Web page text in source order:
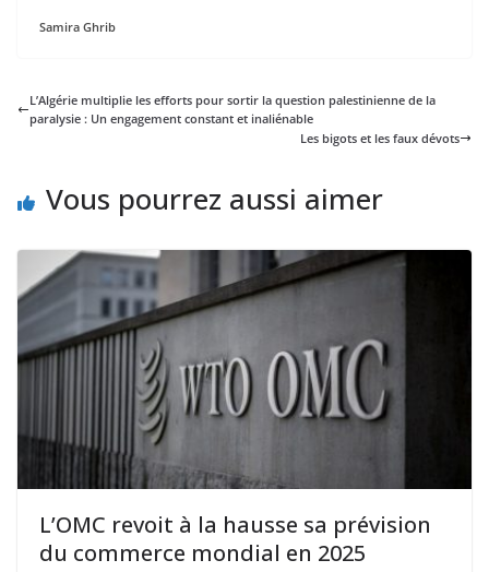
Samira Ghrib
L’Algérie multiplie les efforts pour sortir la question palestinienne de la
paralysie : Un engagement constant et inaliénable
Les bigots et les faux dévots
Vous pourrez aussi aimer
L’OMC revoit à la hausse sa prévision
du commerce mondial en 2025